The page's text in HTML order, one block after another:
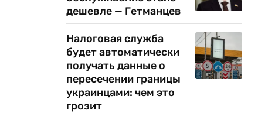
дешевле — Гетманцев
Налоговая служба
будет автоматически
получать данные о
пересечении границы
украинцами: чем это
грозит